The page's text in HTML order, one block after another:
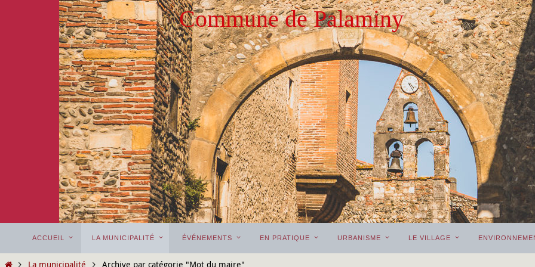
Commune de Palaminy
le
ACCUEIL LA MUNICIPALITÉ ÉVÉNEMENTS EN PRATIQUE URBANISME LE VILLAGE
HomeLa municipalité Archive par catégorie "Mot du maire"